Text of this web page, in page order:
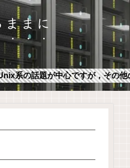
まに
系の話題が中心ですが，その